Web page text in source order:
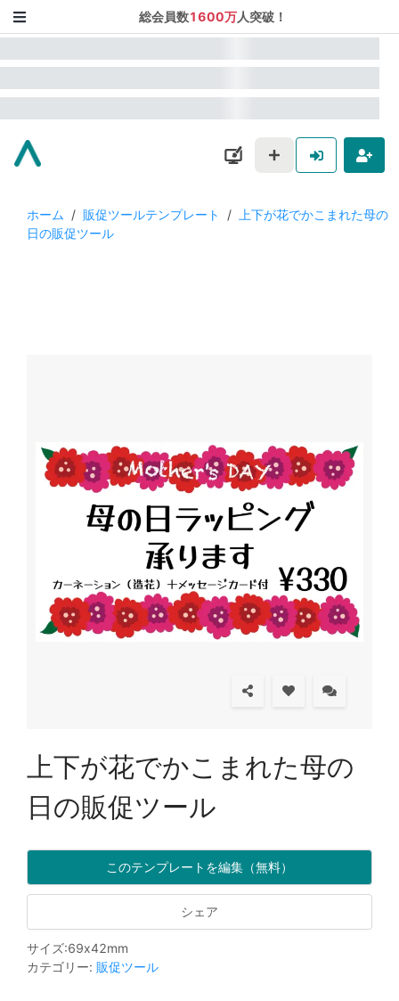
総会員数1600万人突破！
ホーム / 販促ツールテンプレート /
上下が花でかこまれた母の
日の販促ツール
上下が花でかこまれた母の
日の販促ツール
このテンプレートを編集（無料）
シェア
サイズ:69x42mm
カテゴリー: 販促ツール